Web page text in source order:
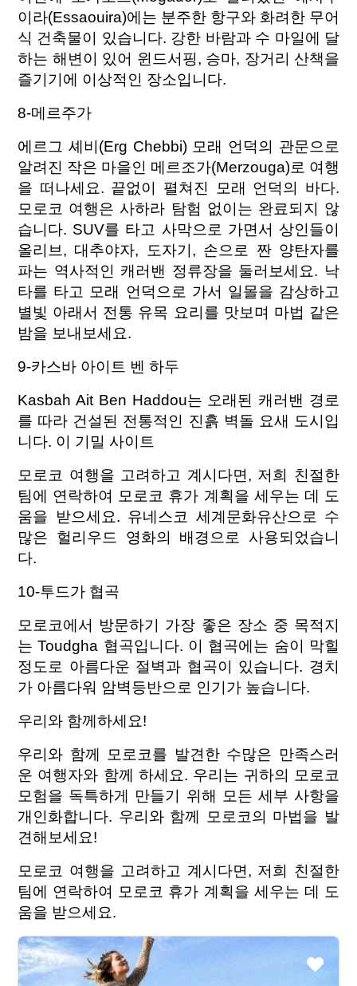
이라(Essaouira)에는 분주한 항구와 화려한 무어
식 건축물이 있습니다. 강한 바람과 수 마일에 달
하는 해변이 있어 윈드서핑, 승마, 장거리 산책을
즐기기에 이상적인 장소입니다.
8-메르주가
에르그 셰비(Erg Chebbi) 모래 언덕의 관문으로
알려진 작은 마을인 메르조가(Merzouga)로 여행
을 떠나세요. 끝없이 펼쳐진 모래 언덕의 바다.
모로코 여행은 사하라 탐험 없이는 완료되지 않
습니다. SUV를 타고 사막으로 가면서 상인들이
올리브, 대추야자, 도자기, 손으로 짠 양탄자를
파는 역사적인 캐러밴 정류장을 둘러보세요. 낙
타를 타고 모래 언덕으로 가서 일몰을 감상하고
별빛 아래서 전통 유목 요리를 맛보며 마법 같은
밤을 보내보세요.
9-카스바 아이트 벤 하두
Kasbah Ait Ben Haddou는 오래된 캐러밴 경로
를 따라 건설된 전통적인 진흙 벽돌 요새 도시입
니다. 이 기밀 사이트
모로코 여행을 고려하고 계시다면, 저희 친절한
팀에 연락하여 모로코 휴가 계획을 세우는 데 도
움을 받으세요. 유네스코 세계문화유산으로 수
많은 헐리우드 영화의 배경으로 사용되었습니
다.
10-투드가 협곡
모로코에서 방문하기 가장 좋은 장소 중 목적지
는 Toudgha 협곡입니다. 이 협곡에는 숨이 막힐
정도로 아름다운 절벽과 협곡이 있습니다. 경치
가 아름다워 암벽등반으로 인기가 높습니다.
우리와 함께하세요!
우리와 함께 모로코를 발견한 수많은 만족스러
운 여행자와 함께 하세요. 우리는 귀하의 모로코
모험을 독특하게 만들기 위해 모든 세부 사항을
개인화합니다. 우리와 함께 모로코의 마법을 발
견해보세요!
모로코 여행을 고려하고 계시다면, 저희 친절한
팀에 연락하여 모로코 휴가 계획을 세우는 데 도
움을 받으세요.